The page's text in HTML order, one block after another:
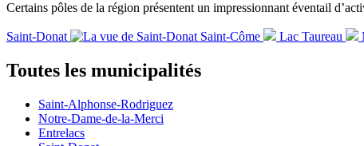
Certains pôles de la région présentent un impressionnant éventail
Saint-Donat Saint-Côme Lac Taureau
Toutes les municipalités
Saint-Alphonse-Rodriguez
Notre-Dame-de-la-Merci
Entrelacs